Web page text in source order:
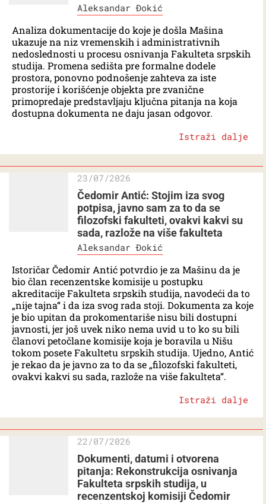
Aleksandar Đokić
Analiza dokumentacije do koje je došla Mašina
ukazuje na niz vremenskih i administrativnih
nedoslednosti u procesu osnivanja Fakulteta srpskih
studija. Promena sedišta pre formalne dodele
prostora, ponovno podnošenje zahteva za iste
prostorije i korišćenje objekta pre zvanične
primopredaje predstavljaju ključna pitanja na koja
dostupna dokumenta ne daju jasan odgovor.
Istraži dalje
23/07/2026
Čedomir Antić: Stojim iza svog
potpisa, javno sam za to da se
filozofski fakulteti, ovakvi kakvi su
sada, razlože na više fakulteta
Aleksandar Đokić
Istoričar Čedomir Antić potvrdio je za Mašinu da je
bio član recenzentske komisije u postupku
akreditacije Fakulteta srpskih studija, navodeći da to
„nije tajna“ i da iza svog rada stoji. Dokumenta za koje
je bio upitan da prokomentariše nisu bili dostupni
javnosti, jer još uvek niko nema uvid u to ko su bili
članovi petočlane komisije koja je boravila u Nišu
tokom posete Fakultetu srpskih studija. Ujedno, Antić
je rekao da je javno za to da se „filozofski fakulteti,
ovakvi kakvi su sada, razlože na više fakulteta“.
Istraži dalje
22/07/2026
Dokumenti, datumi i otvorena
pitanja: Rekonstrukcija osnivanja
Fakulteta srpskih studija, u
recenzentskoj komisiji Čedomir